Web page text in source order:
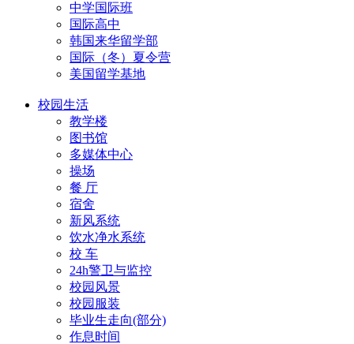
中学国际班
国际高中
韩国来华留学部
国际（冬）夏令营
美国留学基地
校园生活
教学楼
图书馆
多媒体中心
操场
餐 厅
宿舍
新风系统
饮水净水系统
校 车
24h警卫与监控
校园风景
校园服装
毕业生走向(部分)
作息时间